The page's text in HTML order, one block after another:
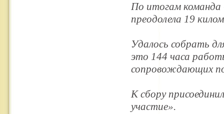
По итогам команда
преодолела 19
Удалось собрать
это 144 часа
сопровождающих
К сбору
участие».